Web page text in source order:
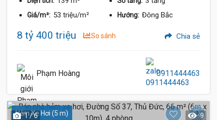
Giá/m²: 53 triệu/m² Hướng: Đông Bắc
8 tỷ 400 triệu So sánh Chia sẻ
Phạm Hoàng 0911444463
Hẻm Xe Hơi (5 m)
1 / 6 9